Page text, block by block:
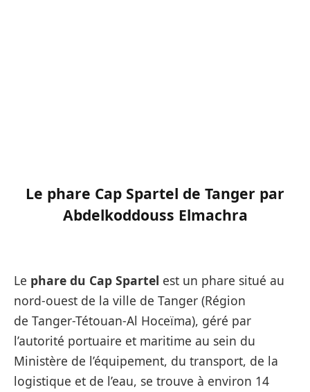
Le phare Cap Spartel de Tanger par
Abdelkoddouss Elmachra
Le phare du Cap Spartel est un phare situé au
nord-ouest de la ville de Tanger (Région
de Tanger-Tétouan-Al Hoceïma), géré par
l’autorité portuaire et maritime au sein du
Ministère de l’équipement, du transport, de la
logistique et de l’eau, se trouve à environ 14